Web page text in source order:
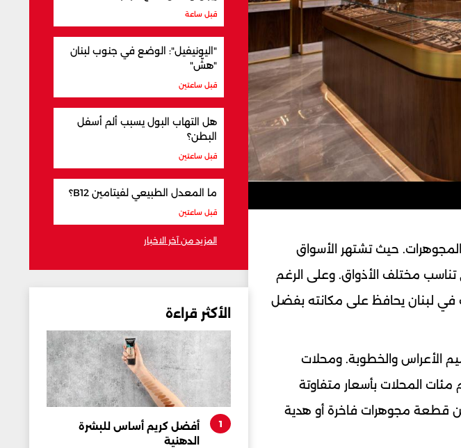
حيث تشتهر الأسواق
تناسب مختلف الأذواق. وعلى الرغم
في لبنان يحافظ على مكانته بفضل
الأعراس والخطوبة. ومحلات
مئات المحلات بأسعار متفاوتة
عن قطعة مجوهرات فاخرة أو هدية
قبل ساعة
"اليونيفيل": الوضع في جنوب لبنان
"هشّ"
قبل ساعتين
هل التهاب البول يسبب ألم أسفل
البطن؟
قبل ساعتين
ما المعدل الطبيعي لفيتامين B12؟
قبل ساعتين
المزيد من آخر الاخبار
الأكثر قراءة
1
أفضل كريم أساس للبشرة
الدهنية